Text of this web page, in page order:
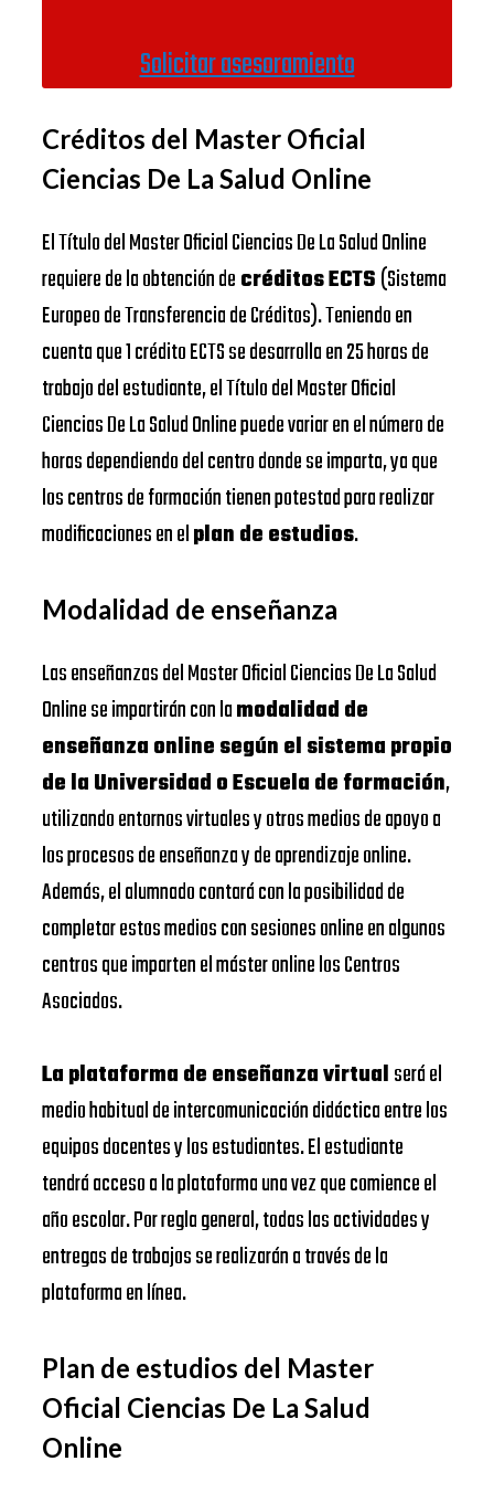
Solicitar asesoramiento
Créditos del Master Oficial
Ciencias De La Salud Online
El Título del Master Oficial Ciencias De La Salud Online
requiere de la obtención decréditos ECTS(Sistema
Europeo de Transferencia de Créditos). Teniendo en
cuenta que 1 crédito ECTS se desarrolla en 25 horas de
trabajo del estudiante, el Título del Master Oficial
Ciencias De La Salud Online puede variar en el número de
horas dependiendo del centro donde se imparta, ya que
los centros de formación tienen potestad para realizar
modificaciones en elplan de estudios.
Modalidad de enseñanza
Las enseñanzas del Master Oficial Ciencias De La Salud
Online se impartirán con lamodalidad de
enseñanza online según el sistema propio
de la Universidad o Escuela de formación,
utilizando entornos virtuales y otros medios de apoyo a
los procesos de enseñanza y de aprendizaje online.
Además, el alumnado contará con la posibilidad de
completar estos medios con sesiones online en algunos
centros que imparten el máster online los Centros
Asociados.
La plataforma de enseñanza virtualserá el
medio habitual de intercomunicación didáctica entre los
equipos docentes y los estudiantes. El estudiante
tendrá acceso a la plataforma una vez que comience el
año escolar. Por regla general, todas las actividades y
entregas de trabajos se realizarán a través de la
plataforma en línea.
Plan de estudios del Master
Oficial Ciencias De La Salud
Online